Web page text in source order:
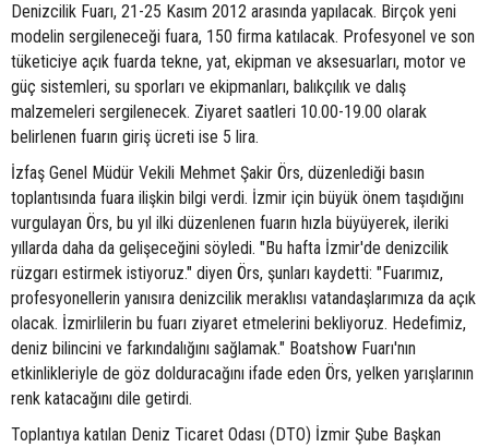
Denizcilik Fuarı, 21-25 Kasım 2012 arasında yapılacak. Birçok yeni
modelin sergileneceği fuara, 150 firma katılacak. Profesyonel ve son
tüketiciye açık fuarda tekne, yat, ekipman ve aksesuarları, motor ve
güç sistemleri, su sporları ve ekipmanları, balıkçılık ve dalış
malzemeleri sergilenecek. Ziyaret saatleri 10.00-19.00 olarak
belirlenen fuarın giriş ücreti ise 5 lira.
İzfaş Genel Müdür Vekili Mehmet Şakir Örs, düzenlediği basın
toplantısında fuara ilişkin bilgi verdi. İzmir için büyük önem taşıdığını
vurgulayan Örs, bu yıl ilki düzenlenen fuarın hızla büyüyerek, ileriki
yıllarda daha da gelişeceğini söyledi. "Bu hafta İzmir'de denizcilik
rüzgarı estirmek istiyoruz." diyen Örs, şunları kaydetti: "Fuarımız,
profesyonellerin yanısıra denizcilik meraklısı vatandaşlarımıza da açık
olacak. İzmirlilerin bu fuarı ziyaret etmelerini bekliyoruz. Hedefimiz,
deniz bilincini ve farkındalığını sağlamak." Boatshow Fuarı'nın
etkinlikleriyle de göz dolduracağını ifade eden Örs, yelken yarışlarının
renk katacağını dile getirdi.
Toplantıya katılan Deniz Ticaret Odası (DTO) İzmir Şube Başkan